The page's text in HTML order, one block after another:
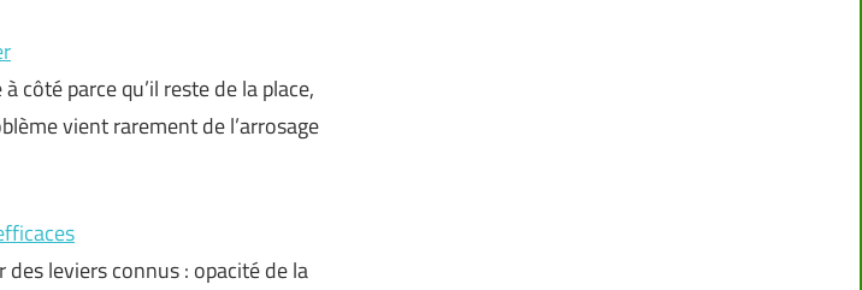
côté parce qu’il reste de la place,
vient rarement de l’arrosage
leviers connus : opacité de la